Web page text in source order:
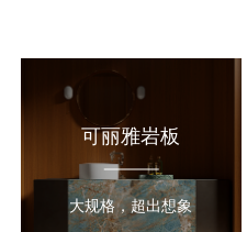
可丽雅岩板
大规格，超出想象